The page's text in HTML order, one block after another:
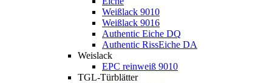
Weißlack 9010
Weißlack 9016
Authentic Eiche DQ
Authentic RissEiche DA
Weislack
EPC reinweiß 9010
TGL-Türblätter